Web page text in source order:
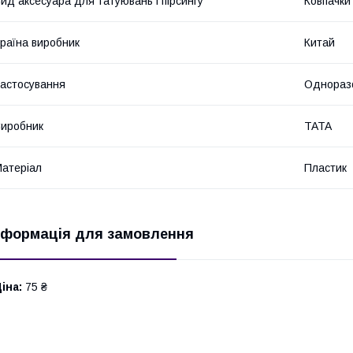
виробник Китай
TATA
Пластик
для замовлення
75 ₴